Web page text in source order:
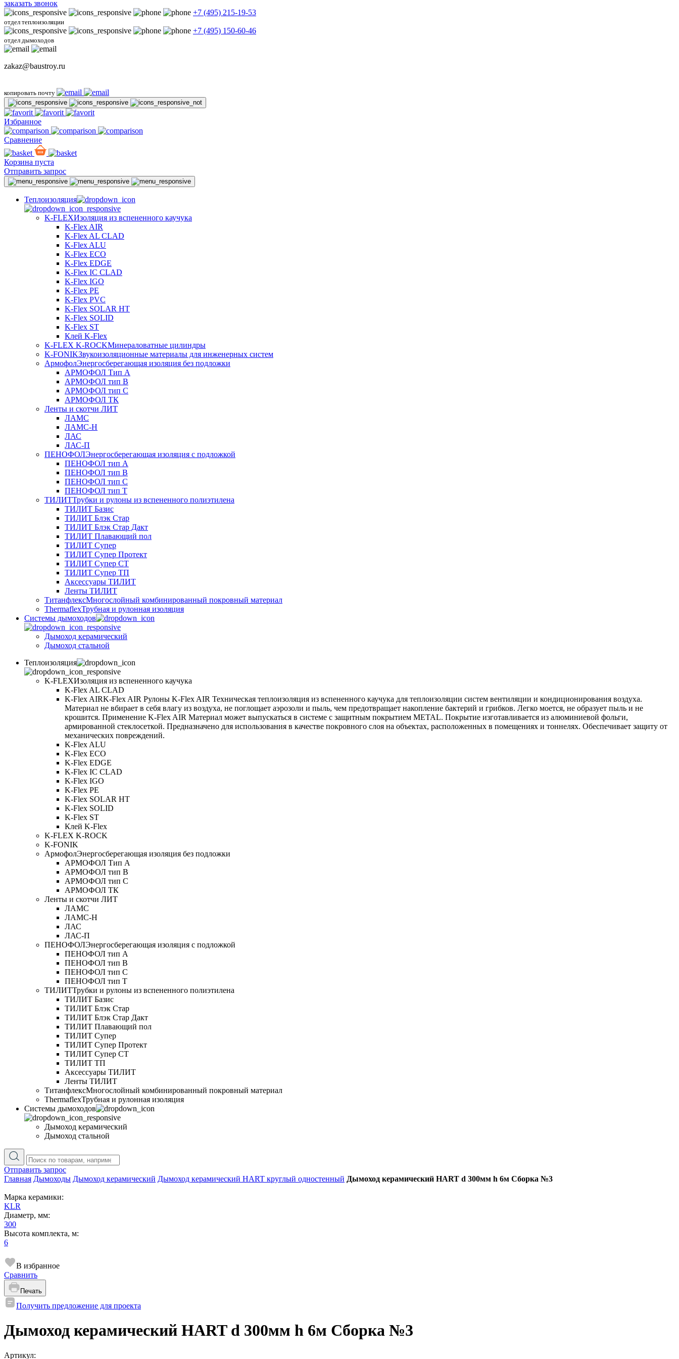
заказать звонок
+7 (495) 215-19-53
отдел теплоизоляции
+7 (495) 150-60-46
отдел дымоходов
zakaz@baustroy.ru
копировать почту
Избранное
Сравнение
Корзина пуста
Отправить запрос
Теплоизоляция
K-FLEXИзоляция из вспененного каучука
K-Flex AIR
K-Flex AL CLAD
K-Flex ALU
K-Flex ECO
K-Flex EDGE
K-Flex IC CLAD
K-Flex IGO
K-Flex PE
K-Flex PVC
K-Flex SOLAR HT
K-Flex SOLID
K-Flex ST
Клей K-Flex
K-FLEX K-ROCKМинераловатные цилиндры
K-FONIKЗвукоизоляционные материалы для инженерных систем
АрмофолЭнергосберегающая изоляция без подложки
АРМОФОЛ Тип А
АРМОФОЛ тип В
АРМОФОЛ тип C
АРМОФОЛ ТК
Ленты и скотчи ЛИТ
ЛАМС
ЛАМС-Н
ЛАС
ЛАС-П
ПЕНОФОЛЭнергосберегающая изоляция с подложкой
ПЕНОФОЛ тип А
ПЕНОФОЛ тип B
ПЕНОФОЛ тип C
ПЕНОФОЛ тип T
ТИЛИТТрубки и рулоны из вспененного полиэтилена
ТИЛИТ Базис
ТИЛИТ Блэк Стар
ТИЛИТ Блэк Стар Дакт
ТИЛИТ Плавающий пол
ТИЛИТ Супер
ТИЛИТ Супер Протект
ТИЛИТ Супер СТ
ТИЛИТ Супер ТП
Аксессуары ТИЛИТ
Ленты ТИЛИТ
ТитанфлексМногослойный комбинированный покровный материал
ThermaflexТрубная и рулонная изоляция
Cистемы дымоходов
Дымоход керамический
Дымоход стальной
Теплоизоляция
K-FLEXИзоляция из вспененного каучука
K-Flex AL CLAD
K-Flex AIRK-Flex AIR Рулоны K-Flex AIR Техническая теплоизоляция из вспененного каучука для теплоизоляции систем вентиляции и кондиционирования воздуха.
Материал не вбирает в себя влагу из воздуха, не поглощает аэрозоли и пыль, чем предотвращает накопление бактерий и грибков. Легко моется, не образует пыль и не
крошится. Применение K-Flex AIR Материал может выпускаться в системе c защитным покрытием METAL. Покрытие изготавливается из алюминиевой фольги,
армированной стеклосеткой. Предназначено для использования в качестве покровного слоя на объектах, расположенных в помещениях и тоннелях. Обеспечивает защиту от
механических повреждений.
K-Flex ALU
K-Flex ECO
K-Flex EDGE
K-Flex IC CLAD
K-Flex IGO
K-Flex PE
K-Flex SOLAR HT
K-Flex SOLID
K-Flex ST
Клей K-Flex
K-FLEX K-ROCK
K-FONIK
АрмофолЭнергосберегающая изоляция без подложки
АРМОФОЛ Тип А
АРМОФОЛ тип В
АРМОФОЛ тип C
АРМОФОЛ ТК
Ленты и скотчи ЛИТ
ЛАМС
ЛАМС-Н
ЛАС
ЛАС-П
ПЕНОФОЛЭнергосберегающая изоляция с подложкой
ПЕНОФОЛ тип А
ПЕНОФОЛ тип B
ПЕНОФОЛ тип C
ПЕНОФОЛ тип T
ТИЛИТТрубки и рулоны из вспененного полиэтилена
ТИЛИТ Базис
ТИЛИТ Блэк Стар
ТИЛИТ Блэк Стар Дакт
ТИЛИТ Плавающий пол
ТИЛИТ Супер
ТИЛИТ Супер Протект
ТИЛИТ Супер СТ
ТИЛИТ ТП
Аксессуары ТИЛИТ
Ленты ТИЛИТ
ТитанфлексМногослойный комбинированный покровный материал
ThermaflexТрубная и рулонная изоляция
Cистемы дымоходов
Дымоход керамический
Дымоход стальной
Отправить запрос
Главная Дымоходы Дымоход керамический Дымоход керамический HART круглый одностенный Дымоход керамический HART d 300мм h 6м Сборка №3
Марка керамики:
KLR
Диаметр, мм:
300
Высота комплекта, м:
6
В избранное
Сравнить
Печать
Получить предложение для проекта
Дымоход керамический HART d 300мм h 6м Сборка №3
Артикул: